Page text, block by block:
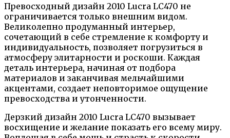
Превосходный дизайн 2010 Lucra LC470 не
ограничивается только внешним видом.
Великолепно продуманный интерьер,
сочетающий в себе стремление к комфорту и
индивидуальность, позволяет погрузиться в
атмосферу элитарности и роскоши. Каждая
деталь интерьера, начиная от подбора
материалов и заканчивая мельчайшими
акцентами, создает неповторимое ощущение
превосходства и утонченности.
Дерзкий дизайн 2010 Lucra LC470 вызывает
восхищение и желание показать его всему миру.